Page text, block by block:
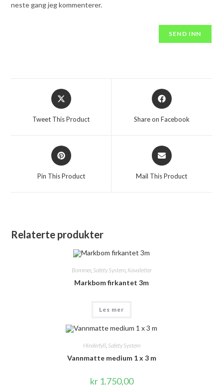
neste gang jeg kommenterer.
Opens
in
Tweet This Product
Opens
in
Share on Facebook
Opens
in
Pin This Product
Opens
in
Mail This Product
Relaterte produkter
Bommer, Safety System, Kavaletter
Markbom firkantet 3m
Les mer
Hinderfyll, Safety System
Vannmatte medium 1 x 3 m
kr1.750,00